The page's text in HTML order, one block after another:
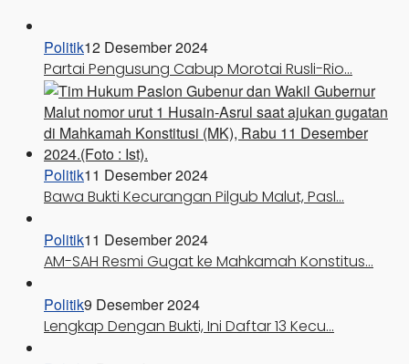
Politik12 Desember 2024
Partai Pengusung Cabup Morotai Rusli-Rio…
Politik11 Desember 2024
Bawa Bukti Kecurangan Pilgub Malut, Pasl…
Politik11 Desember 2024
AM-SAH Resmi Gugat ke Mahkamah Konstitus…
Politik9 Desember 2024
Lengkap Dengan Bukti, Ini Daftar 13 Kecu…